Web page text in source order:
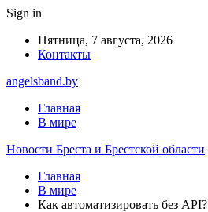
Sign in
Пятница, 7 августа, 2026
Контакты
angelsband.by
Главная
В мире
Новости Бреста и Брестской области
Главная
В мире
Как автоматизировать без API?